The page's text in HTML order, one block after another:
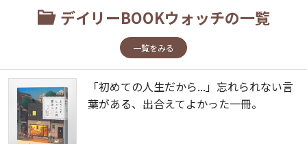
デイリーBOOKウォッチの一覧
一覧をみる
「初めての人生だから...」忘れられない言
葉がある、出合えてよかった一冊。